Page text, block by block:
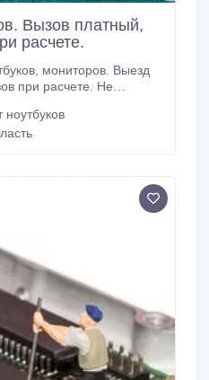
Вызов платный,
расчете.
выкупа.
Переустановка
ноутбуков